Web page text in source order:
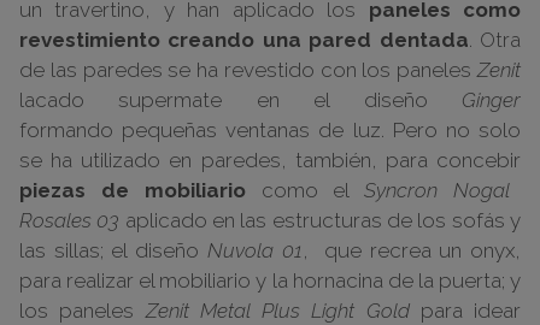
un travertino, y han aplicado los paneles como
revestimiento creando una pared dentada. Otra
de las paredes se ha revestido con los panelesZenit
lacado supermate en el diseño Ginger
formando pequeñas ventanas de luz. Pero no solo
se ha utilizado en paredes, también, para concebir
piezas de mobiliariocomo elSyncron Nogal
Rosales 03 aplicado en las estructuras de los sofás y
las sillas; el diseño Nuvola 01 , que recrea un onyx,
para realizar el mobiliario y la hornacina de la puerta; y
los panelesZenit Metal Plus Light Goldpara idear